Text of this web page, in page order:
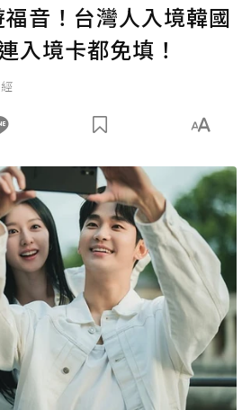
音！台灣人入境韓國
入境卡都免填！